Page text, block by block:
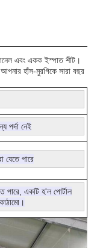
এবং একক ইস্পাত শীট।
হাঁস-মুরগিকে সারা বছর
পর্দা নেই
যেতে পারে
পারে, একটি হ'ল পোর্টাল